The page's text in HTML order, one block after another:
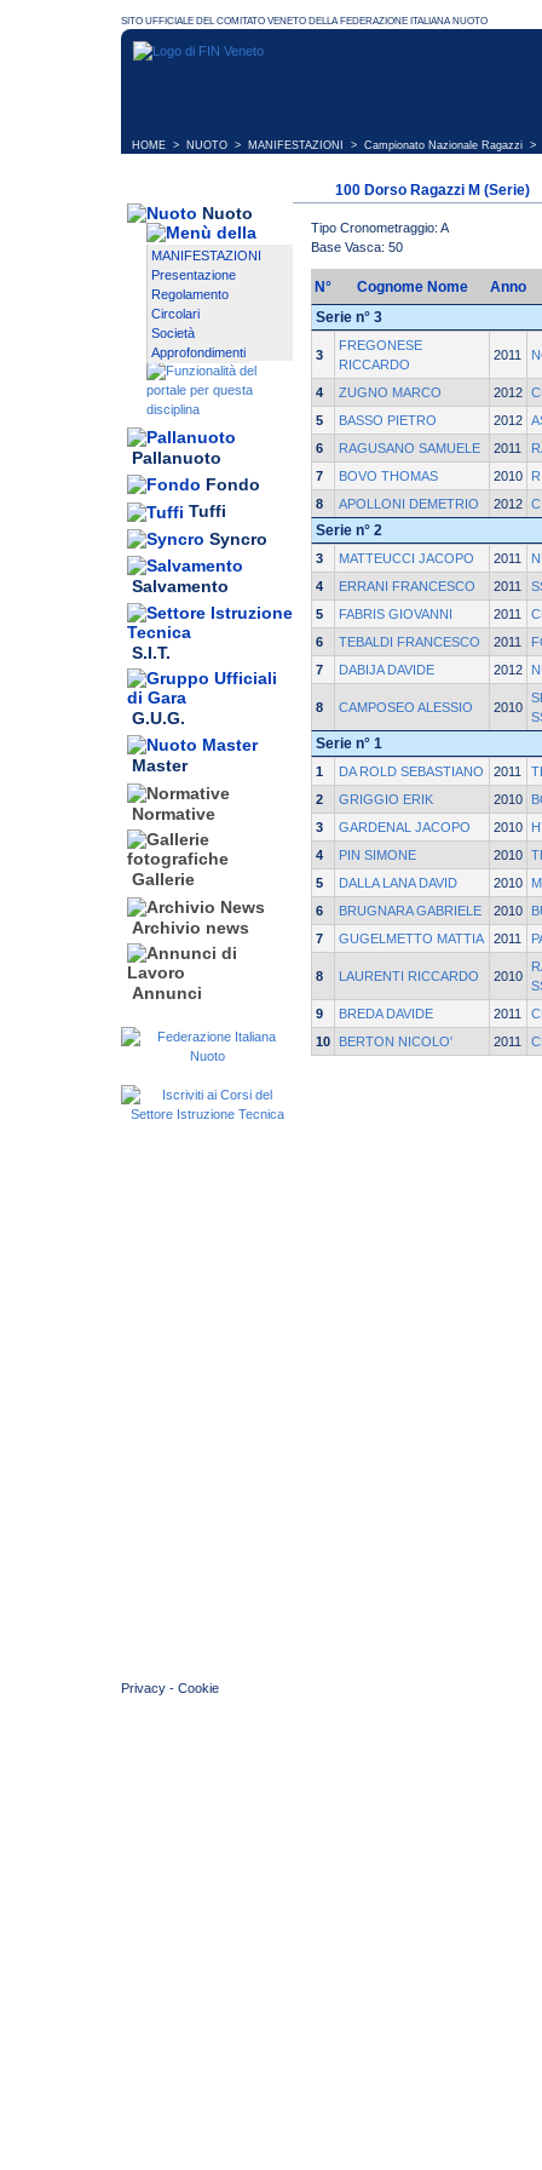
HOME > NUOTO > MANIFESTAZIONI > Campionato Nazionale Ragazzi >
Nuoto
MANIFESTAZIONI
Presentazione
Regolamento
Circolari
Società
Approfondimenti
Pallanuoto
Fondo
Tuffi
Syncro
Salvamento
S.I.T.
G.U.G.
Master
Normative
Gallerie
Archivio news
Annunci
100 Dorso Ragazzi M (Serie)
Tipo Cronometraggio: A
Base Vasca: 50
N° Cognome Nome
Anno
Serie n° 3
3
FREGONESE
RICCARDO
2011
4 ZUGNO MARCO 2012
5
BASSO PIETRO 2012
6
RAGUSANO SAMUELE 2011
7
BOVO THOMAS 2010
8
APOLLONI DEMETRIO 2012
Serie n° 2
3 MATTEUCCI JACOPO 2011
4
ERRANI FRANCESCO 2011
5
FABRIS GIOVANNI 2011
6
TEBALDI FRANCESCO 2011
7
DABIJA DAVIDE 2012
8 CAMPOSEO ALESSIO 2010
Serie n° 1
1 DA ROLD SEBASTIANO 2011
2
GRIGGIO ERIK 2010
3
GARDENAL JACOPO 2010
4
PIN SIMONE 2010
5
DALLA LANA DAVID 2010
6
BRUGNARA GABRIELE 2010
7
GUGELMETTO MATTIA 2011
8 LAURENTI RICCARDO 2010
9
BREDA DAVIDE 2011
10
BERTON NICOLO' 2011
Privacy - Cookie